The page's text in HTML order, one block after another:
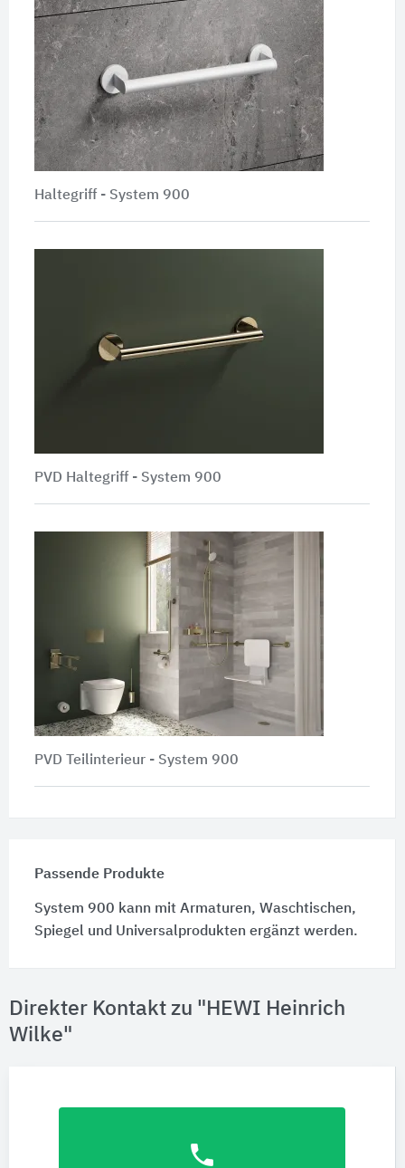
Haltegriff - System 900
PVD Haltegriff - System 900
PVD Teilinterieur - System 900
Passende Produkte
System 900 kann mit Armaturen, Waschtischen,
Spiegel und Universalprodukten ergänzt werden.
Direkter Kontakt zu "HEWI Heinrich
Wilke"
phone